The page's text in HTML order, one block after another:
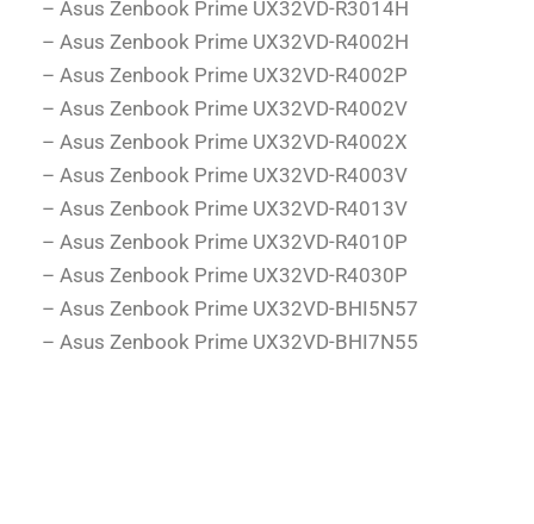
– Asus Zenbook Prime UX32VD-R3014H
– Asus Zenbook Prime UX32VD-R4002H
– Asus Zenbook Prime UX32VD-R4002P
– Asus Zenbook Prime UX32VD-R4002V
– Asus Zenbook Prime UX32VD-R4002X
– Asus Zenbook Prime UX32VD-R4003V
– Asus Zenbook Prime UX32VD-R4013V
– Asus Zenbook Prime UX32VD-R4010P
– Asus Zenbook Prime UX32VD-R4030P
– Asus Zenbook Prime UX32VD-BHI5N57
– Asus Zenbook Prime UX32VD-BHI7N55